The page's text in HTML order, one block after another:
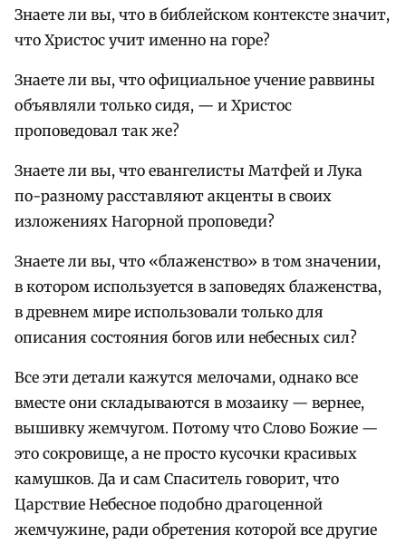
Знаете ли вы, что в библейском контексте значит,
что Христос учит именно на горе?
Знаете ли вы, что официальное учение раввины
объявляли только сидя, — и Христос
проповедовал так же?
Знаете ли вы, что евангелисты Матфей и Лука
по-разному расставляют акценты в своих
изложениях Нагорной проповеди?
Знаете ли вы, что «блаженство» в том значении,
в котором используется в заповедях блаженства,
в древнем мире использовали только для
описания состояния богов или небесных сил?
Все эти детали кажутся мелочами, однако все
вместе они складываются в мозаику — вернее,
вышивку жемчугом. Потому что Слово Божие —
это сокровище, а не просто кусочки красивых
камушков. Да и сам Спаситель говорит, что
Царствие Небесное подобно драгоценной
жемчужине, ради обретения которой все другие